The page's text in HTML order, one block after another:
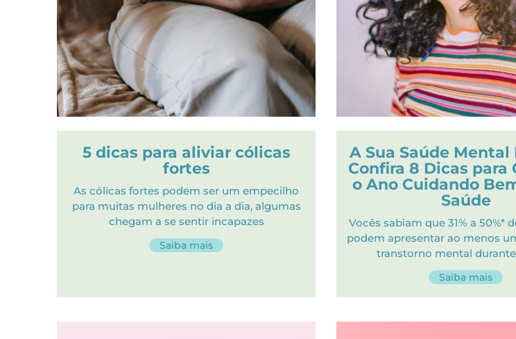
5 dicas para aliviar cólicas
fortes
As cólicas fortes podem ser um empecilho
para muitas mulheres no dia a dia, algumas
chegam a se sentir incapazes
Saiba mais
A Sua Saúde
Confira 8 Dicas para
o Ano Cuidando
Saúde
Vocês sabiam que 31% a 50%*
podem apresentar ao menos
transtorno mental durante
Saiba mais